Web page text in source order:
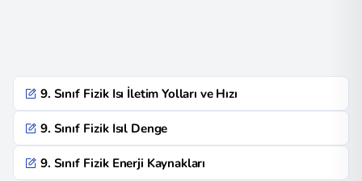
9. Sınıf Fizik Isı İletim Yolları ve Hızı
9. Sınıf Fizik Isıl Denge
9. Sınıf Fizik Enerji Kaynakları